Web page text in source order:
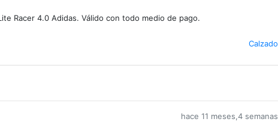
Racer 4.0 Adidas. Válido con todo medio de pago.
Calzado
hace 11 meses,4 semanas